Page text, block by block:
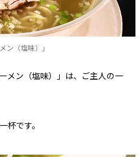
ン（塩味）」
メン（塩味）」は、ご主人の一
杯です。